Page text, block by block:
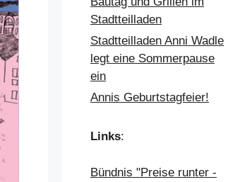
Stadtteilladen
Stadtteilladen Anni Wadle
legt eine Sommerpause
ein
Annis Geburtstagfeier!
Links:
Bündnis "Preise runter -